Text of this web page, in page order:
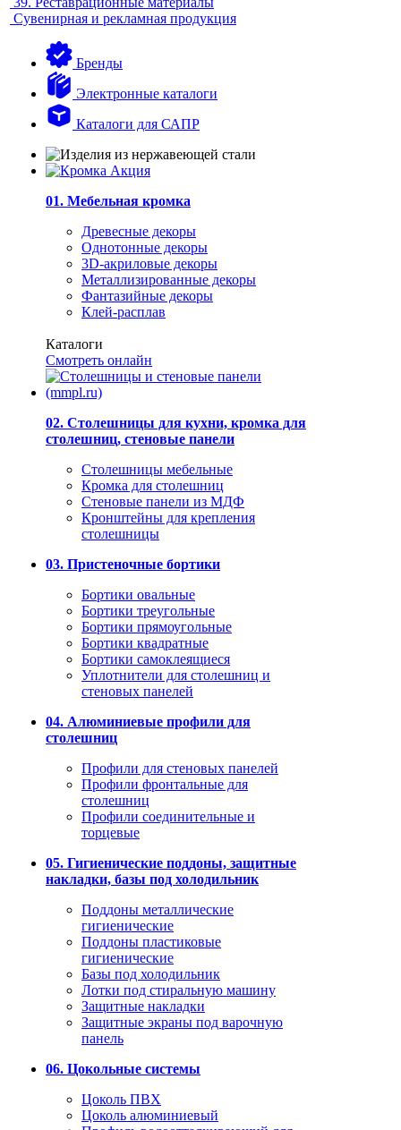
Сувенирная и рекламная продукция
Бренды
Электронные каталоги
Каталоги для САПР
01. Мебельная кромка
Древесные декоры
Однотонные декоры
3D-акриловые декоры
Металлизированные декоры
Фантазийные декоры
Клей-расплав
Каталоги
Смотреть онлайн
02. Столешницы для кухни, кромка для
столешниц, стеновые панели
Столешницы мебельные
Кромка для столешниц
Стеновые панели из МДФ
Кронштейны для крепления
столешницы
03. Пристеночные бортики
Бортики овальные
Бортики треугольные
Бортики прямоугольные
Бортики квадратные
Бортики самоклеящиеся
Уплотнители для столешниц и
стеновых панелей
04. Алюминиевые профили для
столешниц
Профили для стеновых панелей
Профили фронтальные для
столешниц
Профили соединительные и
торцевые
05. Гигиенические поддоны, защитные
накладки, базы под холодильник
Поддоны металлические
гигиенические
Поддоны пластиковые
гигиенические
Базы под холодильник
Лотки под стиральную машину
Защитные накладки
Защитные экраны под варочную
панель
06. Цокольные системы
Цоколь ПВХ
Цоколь алюминиевый